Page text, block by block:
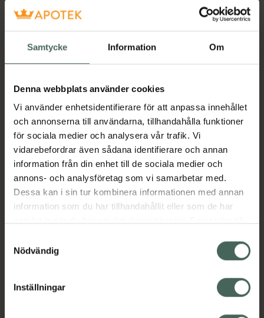
Samtycke Information Om
Denna webbplats använder cookies
Vi använder enhetsidentifierare för att anpassa innehållet
och annonserna till användarna, tillhandahålla funktioner
för sociala medier och analysera vår trafik. Vi
vidarebefordrar även sådana identifierare och annan
information från din enhet till de sociala medier och
annons- och analysföretag som vi samarbetar med.
Dessa kan i sin tur kombinera informationen med annan
information som du har tillhandahållit eller som de har
återkalla ditt samtycke via webbplatsens
cookieinställningar. Ett återkallat samtycke påverkar inte
lagligheten av behandling som skett innan återkallelsen.
Nödvändig
Inställningar
Köp via ditt recept
Beskrivning Dölj
Läs alltid bipacksedeln innan
användning.
EAN:07046264436714
Visa